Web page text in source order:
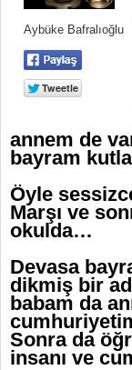
Aybüke Bafralıoğlu
annem de
bayram
Öyle
Marşı ve
okulda…
Devasa
dikmiş bir
babam da
Sonra da
insanı ve